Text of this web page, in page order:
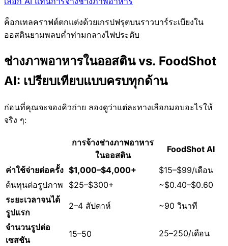
ค็อกเทลคราฟต์ตกแต่งด้วยเกรปฟรุตบนราวบาร์ระเบียงใน
ออสตินยามพลบค่ำท่ามกลางไฟประดับ
ช่างภาพอาหารในออสติน vs. FoodShot
AI: เปรียบเทียบแบบครบทุกด้าน
ก่อนที่คุณจะจองคิวถ่าย ลองดูว่าแต่ละทางเลือกมอบอะไรให้
จริง ๆ:
การจ้างช่างภาพอาหาร
ในออสติน
FoodShot AI
ค่าใช้จ่ายต่อครั้ง $1,000–$4,000+
$15–$99/เดือน
ต้นทุนต่อรูปภาพ
$25–$300+
~$0.40–$0.60
ระยะเวลาจนได้
รูปแรก
2–4 สัปดาห์ ~90 วินาที
จำนวนรูปต่อ
เซสชัน
15–50 25–250/เดือน